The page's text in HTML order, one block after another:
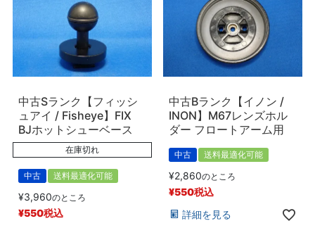
中古Sランク【フィッシ
ュアイ / Fisheye】FIX
BJホットシューベース
在庫切れ
中古 送料最適化可能
¥3,960のところ
¥550税込
中古Bランク【イノン /
INON】M67レンズホル
ダー フロートアーム用
中古 送料最適化可能
¥2,860のところ
¥550税込
詳細を見る